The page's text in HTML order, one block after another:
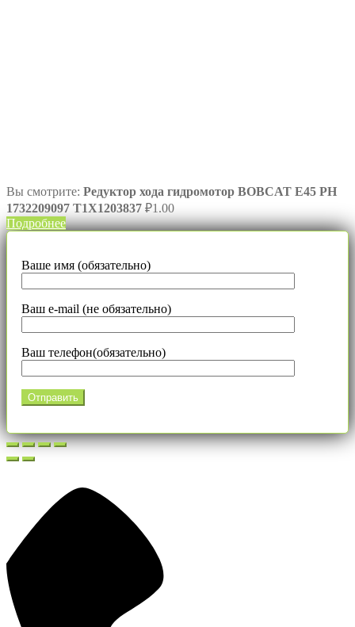
Вы смотрите: Редуктор хода гидромотор BOBCAT E45 PH
1732209097 T1X1203837 ₽1.00
Подробнее
Ваше имя (обязательно)
Ваш e-mail (не обязательно)
Ваш телефон(обязательно)